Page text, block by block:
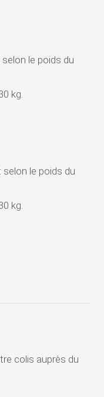
le poids du
kg.
le poids du
kg.
colis auprès du